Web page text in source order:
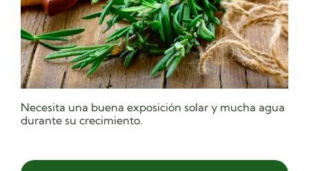
Necesita una buena exposición solar y mucha agua
durante su crecimiento.